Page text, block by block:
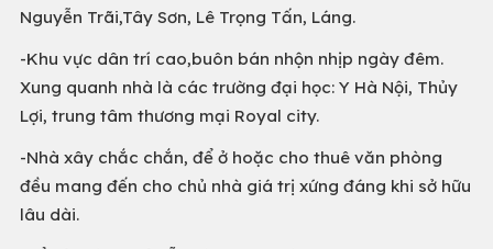
Nguyễn Trãi,Tây Sơn, Lê Trọng Tấn, Láng.
-Khu vực dân trí cao,buôn bán nhộn nhịp ngày đêm.
Xung quanh nhà là các trường đại học: Y Hà Nội, Thủy
Lợi, trung tâm thương mại Royal city.
-Nhà xây chắc chắn, để ở hoặc cho thuê văn phòng
đều mang đến cho chủ nhà giá trị xứng đáng khi sở hữu
lâu dài.